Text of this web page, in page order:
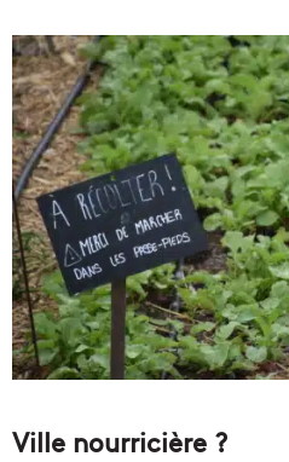
Ville nourricière ?